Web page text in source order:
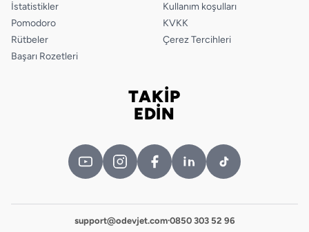
İstatistikler
Pomodoro
Rütbeler
Başarı Rozetleri
Kullanım koşulları
KVKK
Çerez Tercihleri
TAKİP
EDİN
support@odevjet.com·0850 303 52 96